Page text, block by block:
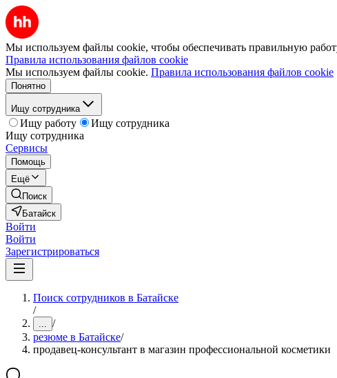
Мы используем файлы cookie, чтобы обеспечивать правильную
Правила использования файлов cookie
Мы используем файлы cookie. Правила использования файлов cookie
Понятно
Ищу сотрудника
Ищу работу
Ищу сотрудника
Ищу сотрудника
Сервисы
Помощь
Ещё
Поиск
Батайск
Войти
Войти
Зарегистрироваться
Поиск сотрудников в Батайске
/
... /
резюме в Батайске/
продавец-консультант в магазин профессиональной косметики